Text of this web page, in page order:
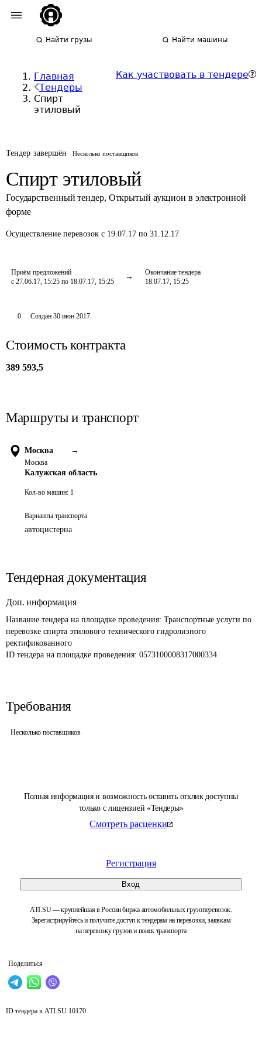
Найти грузы Найти машины
Главная
Тендеры
Спирт
этиловый
Как участвовать в тендере
Тендер завершён Несколько поставщиков
Спирт этиловый
Государственный тендер, Открытый аукцион в электронной
форме
Осуществление перевозок с 19.07.17 по 31.12.17
Приём предложений
с 27.06.17, 15:25 по 18.07.17, 15:25
Окончание тендера
18.07.17, 15:25
Полная информация и возможность оставить отклик доступны
только с лицензией «Тендеры»
Смотреть расценки
Регистрация
Вход
ATI.SU — крупнейшая в России биржа автомобильных грузоперевозок.
Зарегистрируйтесь и получите доступ к тендерам на перевозки, заявкам
на перевозку грузов и поиск транспорта
Поделиться
0 Создан 30 июн 2017
Стоимость контракта
389 593,5
Маршруты и транспорт
Москва →
Москва
Калужская область
Кол-во машин: 1
Варианты транспорта
автоцистерна
Тендерная документация
Доп. информация
Название тендера на площадке проведения: Транспортные услуги по
перевозке спирта этилового технического гидролизного
ректификованного
ID тендера на площадке проведения: 0573100008317000334
Требования
Несколько поставщиков
ID тендера в ATI.SU 10170